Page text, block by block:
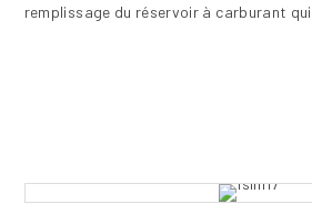
remplissage du réservoir à carburant